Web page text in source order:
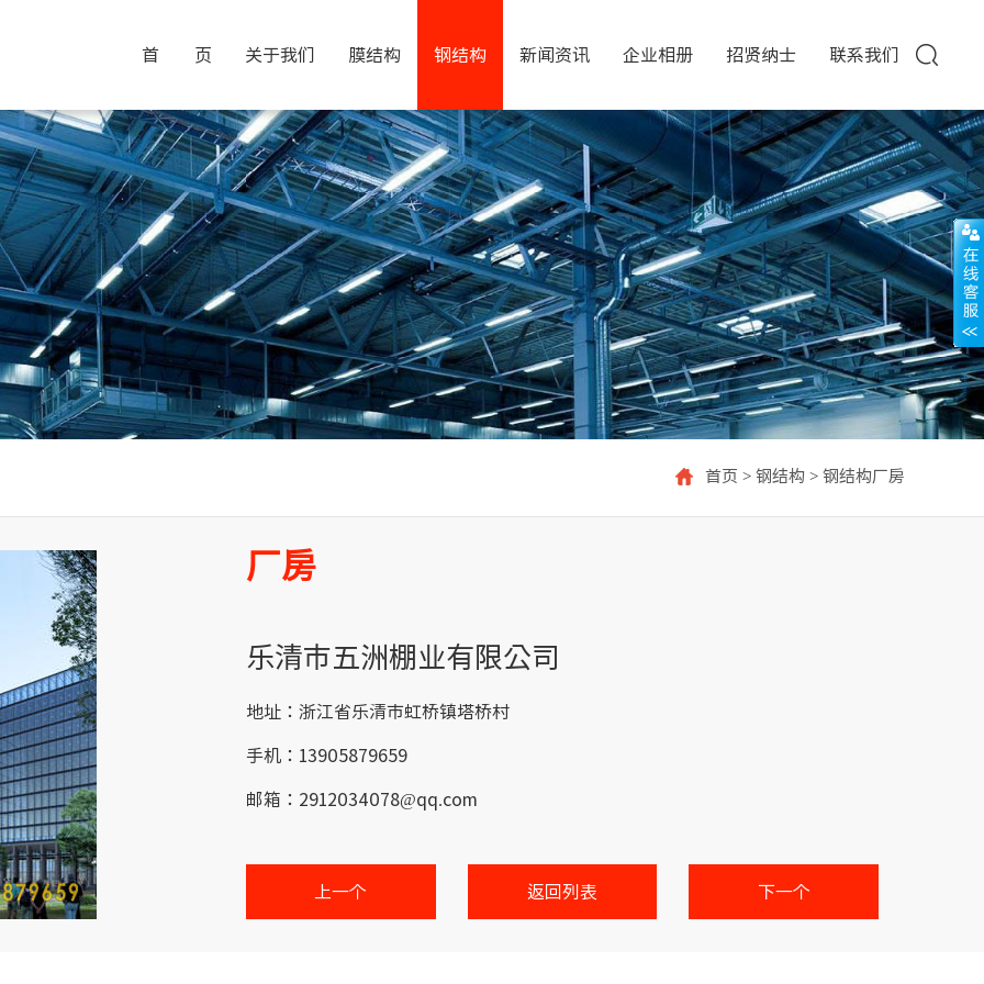
首 页 关于我们 膜结构 钢结构 新闻资讯 企业相册 招贤纳士 联系我们
首页 > 钢结构 > 钢结构厂房
厂房
乐清市五洲棚业有限公司
地址：浙江省乐清市虹桥镇塔桥村
手机：13905879659
邮箱：2912034078@qq.com
上一个 返回列表 下一个